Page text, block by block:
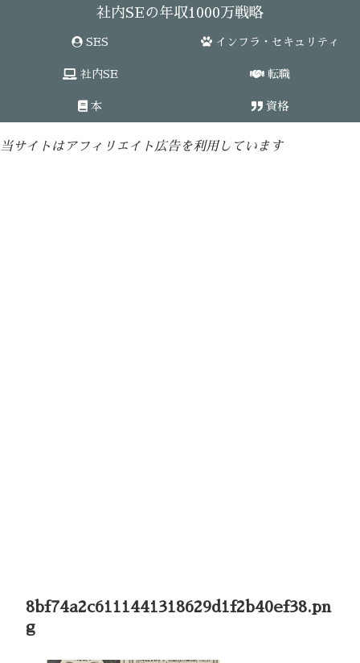
社内SEの年収1000万戦略
SES インフラ・セキュリティ
社内SE 転職
本 資格
当サイトはアフィリエイト広告を利用しています
8bf74a2c6111441318629d1f2b40ef38.pn
g